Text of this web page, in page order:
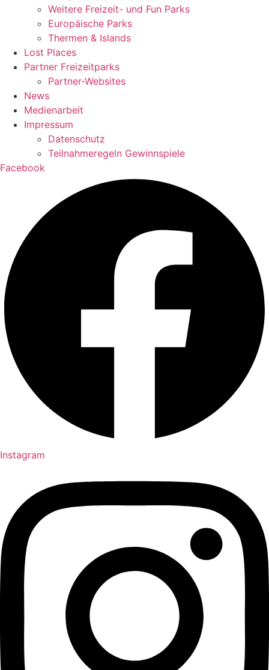
Weitere Freizeit- und Fun Parks
Europäische Parks
Thermen & Islands
Lost Places
Partner Freizeitparks
Partner-Websites
News
Medienarbeit
Impressum
Datenschutz
Teilnahmeregeln Gewinnspiele
Facebook
Instagram